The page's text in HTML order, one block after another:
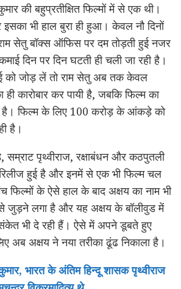
की बहुप्रतीक्षित फिल्मों में से एक थी।
भी हाल बुरा ही हुआ। केवल नौ दिनों
सेतु बॉक्स ऑफिस पर दम तोड़ती हुई नजर
दिन पर दिन घटती ही चली जा रही है।
को जोड़ लें तो राम सेतु अब तक केवल
ही कारोबार कर पायी है, जबकि फिल्म का
फिल्म के लिए 100 करोड़ के आंकड़े को
है।
पृथ्वीराज, रक्षाबंधन और कठपुतली
हुई है और इनमें से एक भी फिल्म चल
फिल्मों के ऐसे हाल के बाद अक्षय का नाम भी
जुड़ने लगा है और यह अक्षय के बॉलीवुड में
भी दे रही हैं। ऐसे में अपने डूबते हुए
अब अक्षय ने नया तरीका ढूंढ निकाला है।
भारत के अंतिम हिन्दू शासक पृथ्वीराज